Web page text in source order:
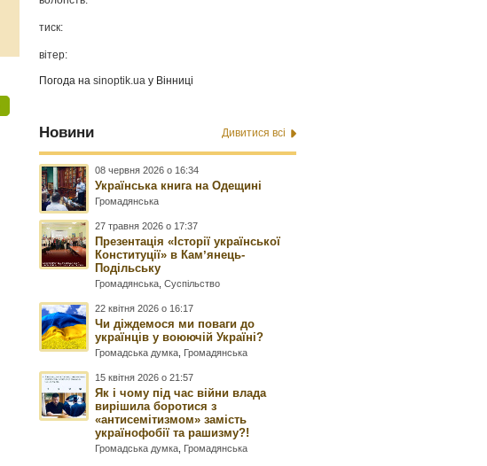
тиск:
вітер:
Погода наsinoptik.ua у Вінниці
Новини Дивитися всі
08 червня 2026 о 16:34
Українська книга на Одещині
Громадянська
27 травня 2026 о 17:37
Презентація «Історії української
Конституції» в Камʼянець-
Подільську
Громадянська ,Суспільство
22 квітня 2026 о 16:17
Чи діждемося ми поваги до
українців у воюючій Україні?
Громадська думка Громадянська
15 квітня 2026 о 21:57
Як і чому під час війни влада
вирішила боротися з
«антисемітизмом» замість
українофобії та рашизму?!
Громадська думка Громадянська